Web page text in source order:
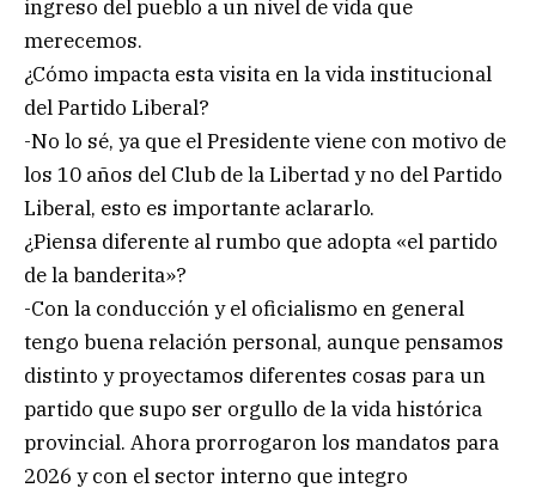
ingreso del pueblo a un nivel de vida que
merecemos.
¿Cómo impacta esta visita en la vida institucional
del Partido Liberal?
-No lo sé, ya que el Presidente viene con motivo de
los 10 años del Club de la Libertad y no del Partido
Liberal, esto es importante aclararlo.
¿Piensa diferente al rumbo que adopta «el partido
de la banderita»?
-Con la conducción y el oficialismo en general
tengo buena relación personal, aunque pensamos
distinto y proyectamos diferentes cosas para un
partido que supo ser orgullo de la vida histórica
provincial. Ahora prorrogaron los mandatos para
2026 y con el sector interno que integro